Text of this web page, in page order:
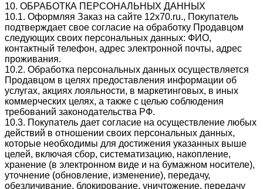
10. ОБРАБОТКА ПЕРСОНАЛЬНЫХ ДАННЫХ
10.1. Оформляя Заказ на сайте 12x70.ru., Покупатель
подтверждает свое согласие на обработку Продавцом
следующих своих персональных данных: ФИО,
контактный телефон, адрес электронной почты, адрес
проживания.
10.2. Обработка персональных данных осуществляется
Продавцом в целях предоставления информации об
услугах, акциях лояльности, в маркетинговых, в иных
коммерческих целях, а также с целью соблюдения
требований законодательства РФ.
10.3. Покупатель дает согласие на осуществление любых
действий в отношении своих персональных данных,
которые необходимы для достижения указанных выше
целей, включая сбор, систематизацию, накопление,
хранение (в электронном виде и на бумажном носителе),
уточнение (обновление, изменение), передачу,
обезличивание, блокирование, уничтожение, передачу